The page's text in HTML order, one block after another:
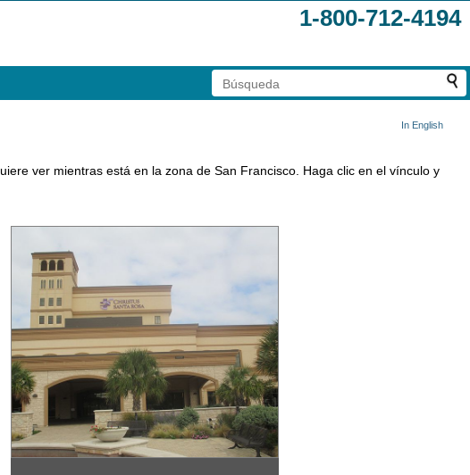
1-800-712-4194
In English
ver mientras está en la zona de San Francisco. Haga clic en el vínculo y